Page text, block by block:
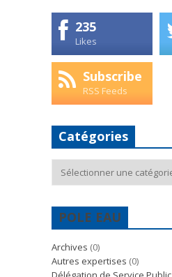
235
Likes
Subscribe
RSS Feeds
Catégories
POLE EAU
Archives (0)
Autres expertises (0)